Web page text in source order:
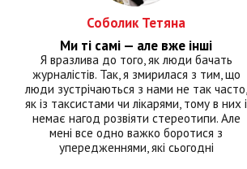
Соболик Тетяна
Ми ті самі — але вже інші
Я вразлива до того, як люди бачать
журналістів. Так, я змирилася з тим, що
люди зустрічаються з нами не так часто,
як із таксистами чи лікарями, тому в них і
немає нагод розвіяти стереотипи. Але
мені все одно важко боротися з
упередженнями, які сьогодні